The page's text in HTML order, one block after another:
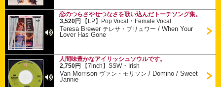
恋のつらさやせつなさを歌い込んだトーチソング集。
3,520円
【LP】 Pop Vocal ・ Female Vocal
Teresa Brewer テレサ・ブリュワー /When Your
Lover Has Gone
人間味豊かなアイリッシュソウルです。
2,750円
【7inch】SSW・ Irish
Van Morrison ヴァン・モリソン / Domino / Sweet
Jannie